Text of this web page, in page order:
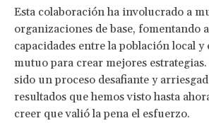
Esta colaboración ha involucrado a
organizaciones de base, fomentando
capacidades entre la población local y
mutuo para crear mejores
sido un proceso desafiante y
resultados que hemos visto hasta
creer que valió la pena el esfuerzo.